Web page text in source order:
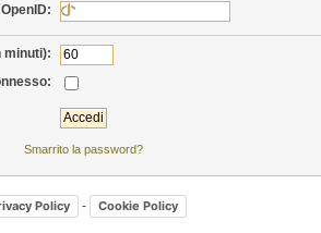
OpenID:
minuti):
Smarrito la password?
Policy - Cookie Policy